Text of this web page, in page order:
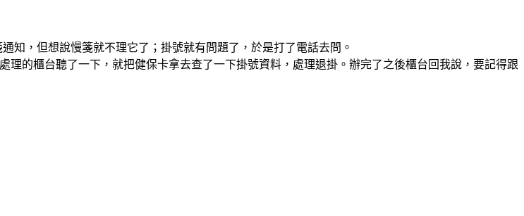
知，但想說慢箋就不理它了；掛號就有問題了，於是打了電話去問。
的櫃台聽了一下，就把健保卡拿去查了一下掛號資料，處理退掛。辦完了之後櫃台回我說，要記得跟